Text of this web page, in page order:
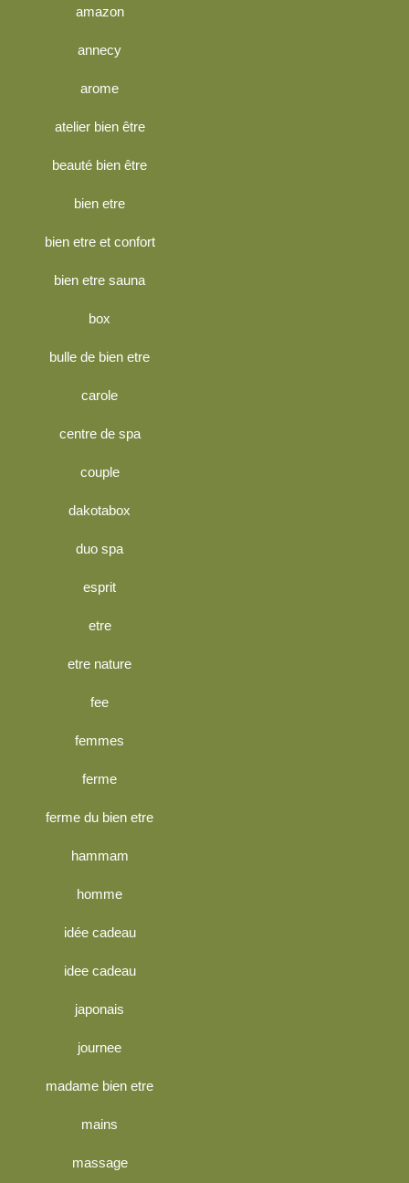
amazon
annecy
arome
atelier bien être
beauté bien être
bien etre
bien etre et confort
bien etre sauna
box
bulle de bien etre
carole
centre de spa
couple
dakotabox
duo spa
esprit
etre
etre nature
fee
femmes
ferme
ferme du bien etre
hammam
homme
idée cadeau
idee cadeau
japonais
journee
madame bien etre
mains
massage